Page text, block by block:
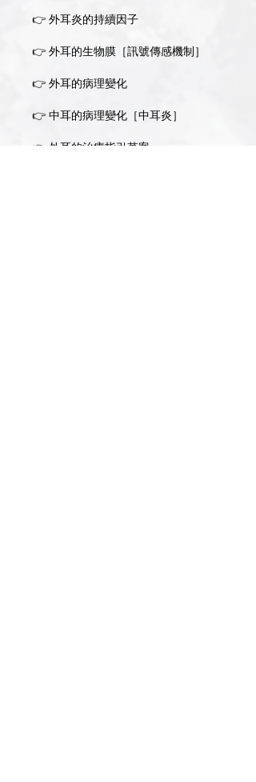
👉 外耳炎的持續因子
👉 外耳的生物膜［訊號傳感機制］
👉 外耳的病理變化
👉 中耳的病理變化［中耳炎］
👉 外耳的治療指引草案